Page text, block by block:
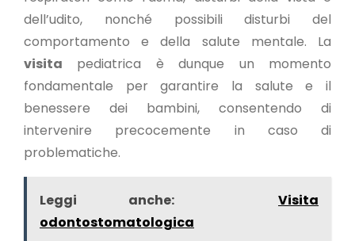
dell’udito, nonché possibili disturbi del
comportamento e della salute mentale. La
visita pediatrica è dunque un momento
fondamentale per garantire la salute e il
benessere dei bambini, consentendo di
intervenire precocemente in caso di
problematiche.
Leggi anche:
Visita
odontostomatologica